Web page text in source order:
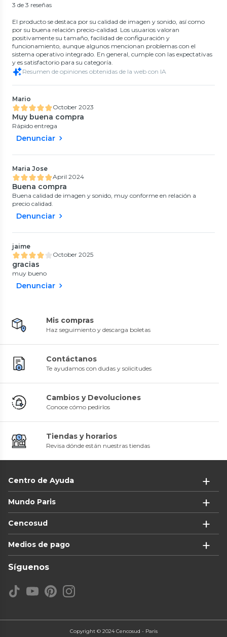
3 de 3 reseñas
El producto se destaca por su calidad de imagen y sonido, así como
por su buena relación precio-calidad. Los usuarios valoran
positivamente su tamaño, facilidad de configuración y
funcionamiento, aunque algunos mencionan problemas con el
sistema operativo integrado. En general, cumple con las expectativas
y es satisfactorio para su categoría.
Resumen de opiniones obtenidas de la web con IA
Mario
October 2023
Muy buena compra
Rápido entrega
Denunciar
Maria Jose
April 2024
Buena compra
Buena calidad de imagen y sonido, muy conforme en relación a
precio calidad.
Denunciar
jaime
October 2025
gracias
muy bueno
Denunciar
Mis compras
Haz seguimiento y descarga boletas
Contáctanos
Te ayudamos con dudas y solicitudes
Cambios y Devoluciones
Conoce cómo pedirlos
Tiendas y horarios
Revisa dónde están nuestras tiendas
Centro de Ayuda
Mundo Paris
Cencosud
Medios de pago
Síguenos
Copyright © 2024 Cencosud - Paris